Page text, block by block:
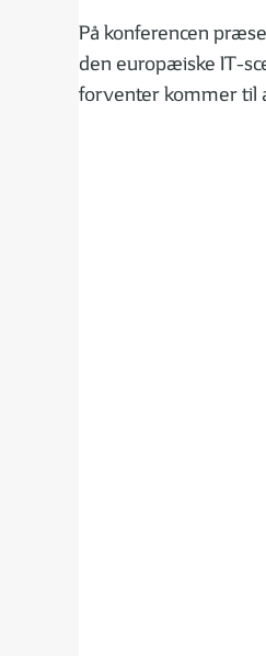
På konferencen
den europæiske IT-
forventer kommer til